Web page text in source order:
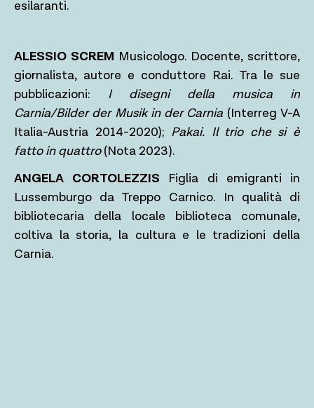
esilaranti.
ALESSIO SCREM Musicologo. Docente, scrittore,
giornalista, autore e conduttore Rai. Tra le sue
pubblicazioni: I disegni della musica in
Carnia/Bilder der Musik in der Carnia (Interreg V-A
Italia-Austria 2014-2020); Pakai. Il trio che si è
fatto in quattro(Nota 2023).
ANGELA CORTOLEZZIS Figlia di emigranti in
Lussemburgo da Treppo Carnico. In qualità di
bibliotecaria della locale biblioteca comunale,
coltiva la storia, la cultura e le tradizioni della
Carnia.